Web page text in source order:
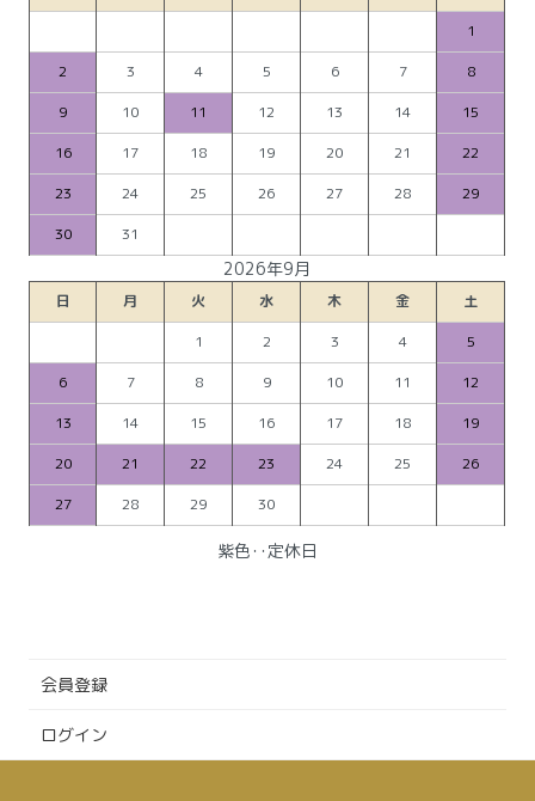
1
2
3 4 5 6 7
8
9
10 11 12 13 14
15
16
17 18 19 20 21
22
23
24 25 26 27 28
29
30
31
2026年9月
日 月 火 水 木 金
土
1
2 3 4
5
6
7 8 9 10 11
12
13
14 15 16 17 18
19
20
21 22 23 24 25
26
27
28 29 30
紫色‥定休日
会員登録
ログイン